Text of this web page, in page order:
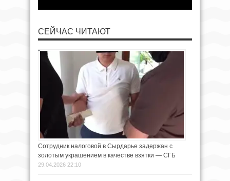
СЕЙЧАС ЧИТАЮТ
Сотрудник налоговой в Сырдарье задержан с
золотым украшением в качестве взятки — СГБ
29.04.2026 22:10